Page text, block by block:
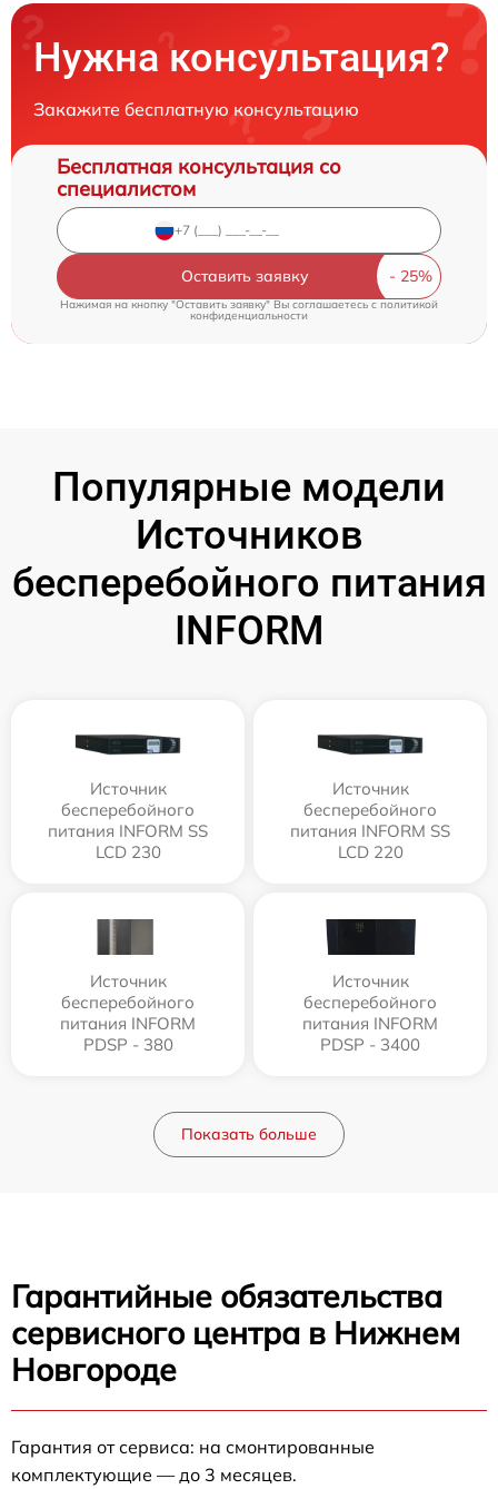
Нужна консультация?
Закажите бесплатную консультацию
Бесплатная консультация со
специалистом
Оставить заявку
Нажимая на кнопку "Оставить заявку" Вы соглашаетесь cполитикой
конфиденциальности
Популярные модели
Источников
бесперебойного питания
INFORM
Источник
бесперебойного
питания INFORM SS
LCD 230
Источник
бесперебойного
питания INFORM SS
LCD 220
Источник
бесперебойного
питания INFORM
PDSP - 380
Источник
бесперебойного
питания INFORM
PDSP - 3400
Показать больше
Гарантийные обязательства
сервисного центра в Нижнем
Новгороде
Гарантия от сервиса: на смонтированные
комплектующие — до 3 месяцев.